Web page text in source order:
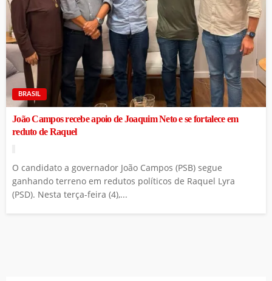
BRASIL
João Campos recebe apoio de Joaquim Neto e se fortalece em
reduto de Raquel
O candidato a governador João Campos (PSB) segue
ganhando terreno em redutos políticos de Raquel Lyra
(PSD). Nesta terça-feira (4),...